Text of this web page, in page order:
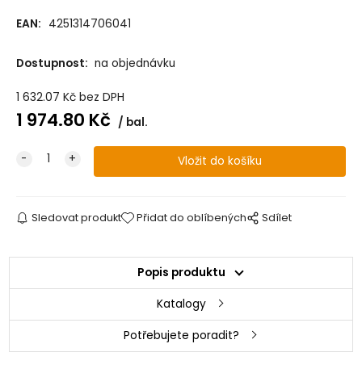
EAN: 4251314706041
Dostupnost: na objednávku
1 632.07 Kč bez DPH
1 974.80 Kč bal.
Sledovat produkt Přidat do oblíbených Sdílet
Popis produktu
Katalogy
Potřebujete poradit?